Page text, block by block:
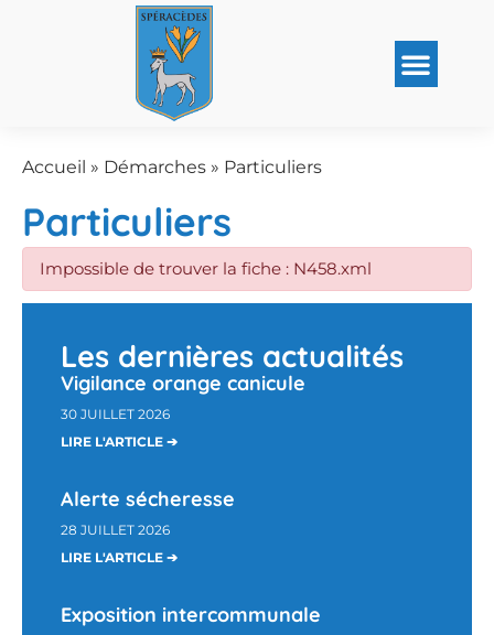
Accueil » Démarches » Particuliers
Particuliers
Impossible de trouver la fiche : N458.xml
Les dernières actualités
Vigilance orange canicule
30 JUILLET 2026
LIRE L'ARTICLE ➔
Alerte sécheresse
28 JUILLET 2026
LIRE L'ARTICLE ➔
Exposition intercommunale